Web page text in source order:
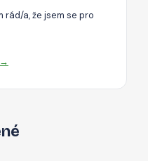
rád/a, že jsem se pro